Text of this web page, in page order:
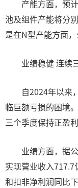
产能方面，预
池及组件产能将分
是在N型产能方面
业绩稳健 连续
自2024年以来
临巨额亏损的困境
三个季度保持正盈利
业绩方面，据
实现营业收入
和扣非净利润同比